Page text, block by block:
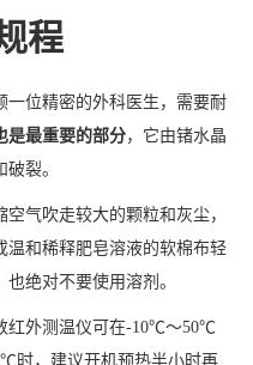
程
一位精密的外科医生，需要耐
是最重要的部分，它由锗水晶
裂。
气吹走较大的颗粒和灰尘，
温和稀释肥皂溶液的软棉布轻
也绝对不要使用溶剂。
红外测温仪可在-10℃～50℃
时，建议开机预热半小时再